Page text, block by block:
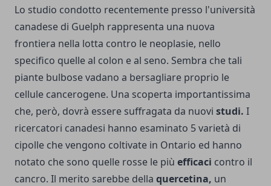
Lo studio condotto recentemente presso l'università
canadese di Guelph rappresenta una nuova
frontiera nella lotta contro le neoplasie, nello
specifico quelle al colon e al seno. Sembra che tali
piante bulbose vadano a bersagliare proprio le
cellule cancerogene. Una scoperta importantissima
che, però, dovrà essere suffragata da nuovi studi. I
ricercatori canadesi hanno esaminato 5 varietà di
cipolle che vengono coltivate in Ontario ed hanno
notato che sono quelle rosse le più efficaci contro il
cancro. Il merito sarebbe della quercetina, un